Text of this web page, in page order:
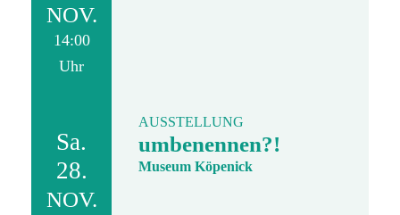
NOV.
14:00
Uhr
Sa.
28.
NOV.
AUSSTELLUNG
umbenennen?!
Museum Köpenick